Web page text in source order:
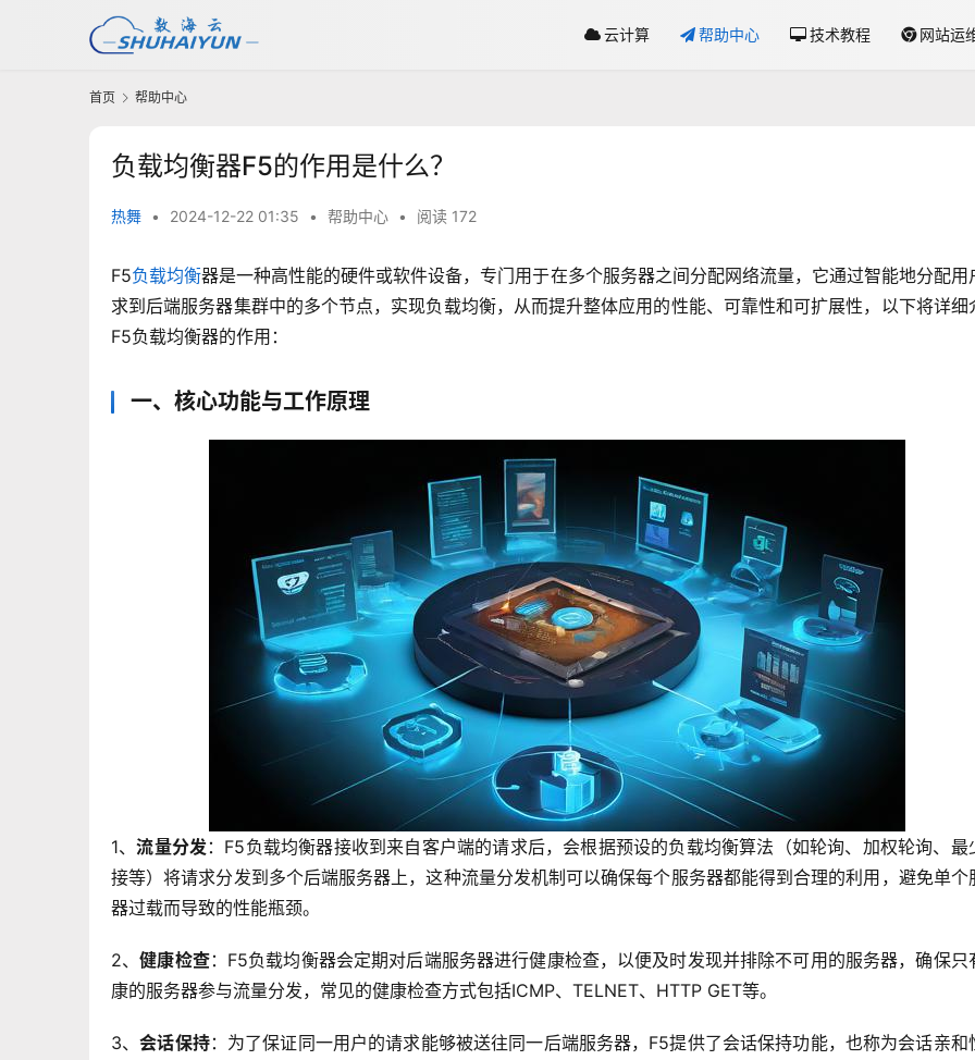
云计算 帮助中心 技术教程 网站运
首页 帮助中心
负载均衡器F5的作用是什么？
热舞 • 2024-12-22 01:35 • 帮助中心 • 阅读 172
F5负载均衡器是一种高性能的硬件或软件设备，专门用于在多个服务器之间分配网络流量，它通过智能地分配用
求到后端服务器集群中的多个节点，实现负载均衡，从而提升整体应用的性能、可靠性和可扩展性，以下将详细
F5负载均衡器的作用：
一、核心功能与工作原理
1、流量分发：F5负载均衡器接收到来自客户端的请求后，会根据预设的负载均衡算法（如轮询、加权轮询、最
接等）将请求分发到多个后端服务器上，这种流量分发机制可以确保每个服务器都能得到合理的利用，避免单个
器过载而导致的性能瓶颈。
2、健康检查：F5负载均衡器会定期对后端服务器进行健康检查，以便及时发现并排除不可用的服务器，确保只
康的服务器参与流量分发，常见的健康检查方式包括ICMP、TELNET、HTTP GET等。
3、会话保持：为了保证同一用户的请求能够被送往同一后端服务器，F5提供了会话保持功能，也称为会话亲和